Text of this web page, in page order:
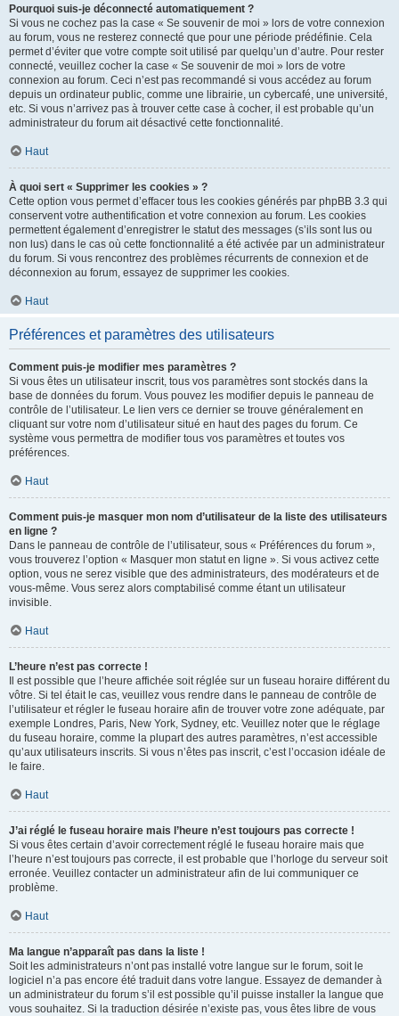
Pourquoi suis-je déconnecté automatiquement ?
Si vous ne cochez pas la case « Se souvenir de moi » lors de votre connexion
au forum, vous ne resterez connecté que pour une période prédéfinie. Cela
permet d’éviter que votre compte soit utilisé par quelqu’un d’autre. Pour rester
connecté, veuillez cocher la case « Se souvenir de moi » lors de votre
connexion au forum. Ceci n’est pas recommandé si vous accédez au forum
depuis un ordinateur public, comme une librairie, un cybercafé, une université,
etc. Si vous n’arrivez pas à trouver cette case à cocher, il est probable qu’un
administrateur du forum ait désactivé cette fonctionnalité.
Haut
À quoi sert « Supprimer les cookies » ?
Cette option vous permet d’effacer tous les cookies générés par phpBB 3.3 qui
conservent votre authentification et votre connexion au forum. Les cookies
permettent également d’enregistrer le statut des messages (s’ils sont lus ou
non lus) dans le cas où cette fonctionnalité a été activée par un administrateur
du forum. Si vous rencontrez des problèmes récurrents de connexion et de
déconnexion au forum, essayez de supprimer les cookies.
Haut
Préférences et paramètres des utilisateurs
Comment puis-je modifier mes paramètres ?
Si vous êtes un utilisateur inscrit, tous vos paramètres sont stockés dans la
base de données du forum. Vous pouvez les modifier depuis le panneau de
contrôle de l’utilisateur. Le lien vers ce dernier se trouve généralement en
cliquant sur votre nom d’utilisateur situé en haut des pages du forum. Ce
système vous permettra de modifier tous vos paramètres et toutes vos
préférences.
Haut
Comment puis-je masquer mon nom d’utilisateur de la liste des utilisateurs
en ligne ?
Dans le panneau de contrôle de l’utilisateur, sous « Préférences du forum »,
vous trouverez l’option « Masquer mon statut en ligne ». Si vous activez cette
option, vous ne serez visible que des administrateurs, des modérateurs et de
vous-même. Vous serez alors comptabilisé comme étant un utilisateur
invisible.
Haut
L’heure n’est pas correcte !
Il est possible que l’heure affichée soit réglée sur un fuseau horaire différent du
vôtre. Si tel était le cas, veuillez vous rendre dans le panneau de contrôle de
l’utilisateur et régler le fuseau horaire afin de trouver votre zone adéquate, par
exemple Londres, Paris, New York, Sydney, etc. Veuillez noter que le réglage
du fuseau horaire, comme la plupart des autres paramètres, n’est accessible
qu’aux utilisateurs inscrits. Si vous n’êtes pas inscrit, c’est l’occasion idéale de
le faire.
Haut
J’ai réglé le fuseau horaire mais l’heure n’est toujours pas correcte !
Si vous êtes certain d’avoir correctement réglé le fuseau horaire mais que
l’heure n’est toujours pas correcte, il est probable que l’horloge du serveur soit
erronée. Veuillez contacter un administrateur afin de lui communiquer ce
problème.
Haut
Ma langue n’apparaît pas dans la liste !
Soit les administrateurs n’ont pas installé votre langue sur le forum, soit le
logiciel n’a pas encore été traduit dans votre langue. Essayez de demander à
un administrateur du forum s’il est possible qu’il puisse installer la langue que
vous souhaitez. Si la traduction désirée n’existe pas, vous êtes libre de vous